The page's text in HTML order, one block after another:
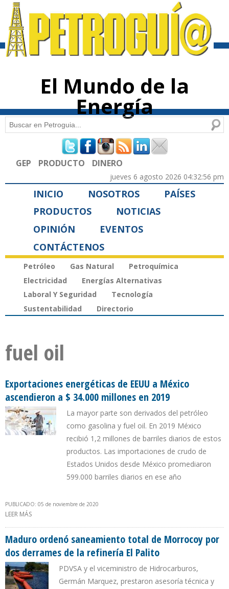
contenido
El Mundo de la
Energía
Formulario de búsqueda
Buscar
GEP PRODUCTO DINERO
jueves 6 agosto 2026 04:32:56 pm
INICIO NOSOTROS
PAÍSES
PRODUCTOS
NOTICIAS
OPINIÓN
EVENTOS
CONTÁCTENOS
Petróleo Gas Natural
Petroquímica
Electricidad
Energías Alternativas
Laboral Y Seguridad
Tecnología
Sustentabilidad
Directorio
fuel oil
Exportaciones energéticas de EEUU a México
ascendieron a $ 34.000 millones en 2019
La mayor parte son derivados del petróleo
como gasolina y fuel oil. En 2019 México
recibió 1,2 millones de barriles diarios de estos
productos. Las importaciones de crudo de
Estados Unidos desde México promediaron
599.000 barriles diarios en ese año
PUBLICADO: 05 de noviembre de 2020
LEER MÁS
Maduro ordenó saneamiento total de Morrocoy por
dos derrames de la refinería El Palito
PDVSA y el viceministro de Hidrocarburos,
Germán Marquez, prestaron asesoría técnica y